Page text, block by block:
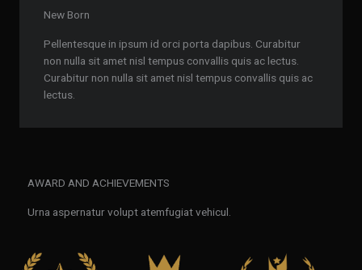
New Born
Pellentesque in ipsum id orci porta dapibus. Curabitur
non nulla sit amet nisl tempus convallis quis ac lectus.
Curabitur non nulla sit amet nisl tempus convallis quis ac
lectus.
AWARD AND ACHIEVEMENTS
Urna aspernatur volupt atemfugiat vehicul.